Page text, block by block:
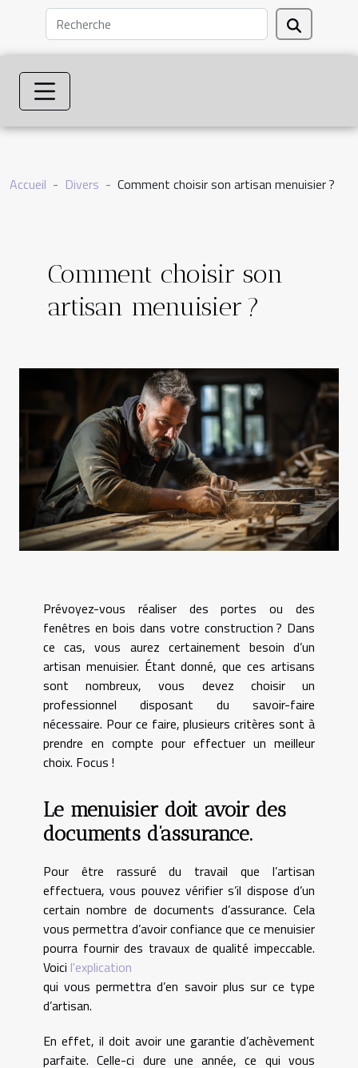
Accueil Divers Comment choisir son artisan menuisier ?
Comment choisir son
artisan menuisier ?
Prévoyez-vous réaliser des portes ou des
fenêtres en bois dans votre construction ? Dans
ce cas, vous aurez certainement besoin d’un
artisan menuisier. Étant donné, que ces artisans
sont nombreux, vous devez choisir un
professionnel disposant du savoir-faire
nécessaire. Pour ce faire, plusieurs critères sont à
prendre en compte pour effectuer un meilleur
choix. Focus !
Le menuisier doit avoir des
documents d’assurance.
Pour être rassuré du travail que l’artisan
effectuera, vous pouvez vérifier s’il dispose d’un
certain nombre de documents d’assurance. Cela
vous permettra d’avoir confiance que ce menuisier
pourra fournir des travaux de qualité impeccable.
Voici l'explication
qui vous permettra d’en savoir plus sur ce type
d’artisan.
En effet, il doit avoir une garantie d’achèvement
parfaite. Celle-ci dure une année, ce qui vous